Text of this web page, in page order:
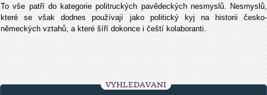
To vše patří do kategorie politruckých pavědeckých nesmyslů. Nesmyslů,
které se však dodnes používají jako politický kyj na historii česko-
německých vztahů, a které šíří dokonce i čeští kolaboranti.
VYHLEDÁVÁNÍ